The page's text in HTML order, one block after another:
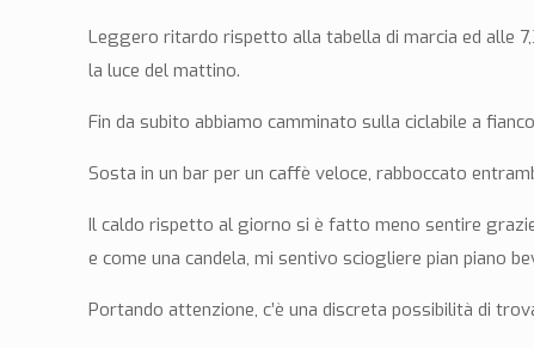
Leggero ritardo rispetto alla tabella di marcia ed alle
la luce del mattino.
Fin da subito abbiamo camminato sulla ciclabile a
Sosta in un bar per un caffè veloce, rabboccato
Il caldo rispetto al giorno si è fatto meno sentire
e come una candela, mi sentivo sciogliere pian piano
Portando attenzione, c’è una discreta possibilità di